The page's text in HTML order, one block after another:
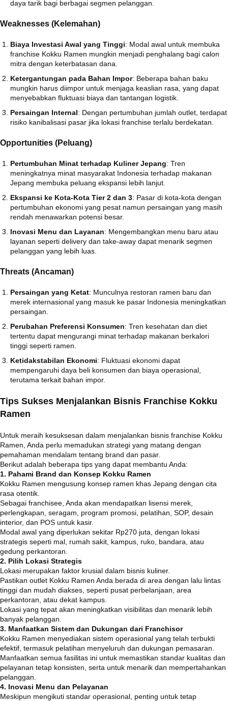
daya tarik bagi berbagai segmen pelanggan.
Weaknesses (Kelemahan)
Biaya Investasi Awal yang Tinggi: Modal awal untuk membuka
franchise Kokku Ramen mungkin menjadi penghalang bagi calon
mitra dengan keterbatasan dana.
Ketergantungan pada Bahan Impor: Beberapa bahan baku
mungkin harus diimpor untuk menjaga keaslian rasa, yang dapat
menyebabkan fluktuasi biaya dan tantangan logistik.
Persaingan Internal: Dengan pertumbuhan jumlah outlet, terdapat
risiko kanibalisasi pasar jika lokasi franchise terlalu berdekatan.
Opportunities (Peluang)
Pertumbuhan Minat terhadap Kuliner Jepang: Tren
meningkatnya minat masyarakat Indonesia terhadap makanan
Jepang membuka peluang ekspansi lebih lanjut.
Ekspansi ke Kota-Kota Tier 2 dan 3: Pasar di kota-kota dengan
pertumbuhan ekonomi yang pesat namun persaingan yang masih
rendah menawarkan potensi besar.
Inovasi Menu dan Layanan: Mengembangkan menu baru atau
layanan seperti delivery dan take-away dapat menarik segmen
pelanggan yang lebih luas.
Threats (Ancaman)
Persaingan yang Ketat: Munculnya restoran ramen baru dan
merek internasional yang masuk ke pasar Indonesia meningkatkan
persaingan.
Perubahan Preferensi Konsumen: Tren kesehatan dan diet
tertentu dapat mengurangi minat terhadap makanan berkalori
tinggi seperti ramen.
Ketidakstabilan Ekonomi: Fluktuasi ekonomi dapat
mempengaruhi daya beli konsumen dan biaya operasional,
terutama terkait bahan impor.
Tips Sukses Menjalankan Bisnis Franchise Kokku
Ramen
Untuk meraih kesuksesan dalam menjalankan bisnis franchise Kokku
Ramen, Anda perlu memadukan strategi yang matang dengan
pemahaman mendalam tentang brand dan pasar.
Berikut adalah beberapa tips yang dapat membantu Anda:
1. Pahami Brand dan Konsep Kokku Ramen
Kokku Ramen mengusung konsep ramen khas Jepang dengan cita
rasa otentik.
Sebagai franchisee, Anda akan mendapatkan lisensi merek,
perlengkapan, seragam, program promosi, pelatihan, SOP, desain
interior, dan POS untuk kasir.
Modal awal yang diperlukan sekitar Rp270 juta, dengan lokasi
strategis seperti mal, rumah sakit, kampus, ruko, bandara, atau
gedung perkantoran.
2. Pilih Lokasi Strategis
Lokasi merupakan faktor krusial dalam bisnis kuliner.
Pastikan outlet Kokku Ramen Anda berada di area dengan lalu lintas
tinggi dan mudah diakses, seperti pusat perbelanjaan, area
perkantoran, atau dekat kampus.
Lokasi yang tepat akan meningkatkan visibilitas dan menarik lebih
banyak pelanggan.
3. Manfaatkan Sistem dan Dukungan dari Franchisor
Kokku Ramen menyediakan sistem operasional yang telah terbukti
efektif, termasuk pelatihan menyeluruh dan dukungan pemasaran.
Manfaatkan semua fasilitas ini untuk memastikan standar kualitas dan
pelayanan tetap konsisten, serta untuk menarik dan mempertahankan
pelanggan.
4. Inovasi Menu dan Pelayanan
Meskipun mengikuti standar operasional, penting untuk tetap